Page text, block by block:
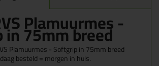
Plamuurmes -
75mm breed
Plamuurmes - Softgrip in 75mm breed
besteld = morgen in huis.